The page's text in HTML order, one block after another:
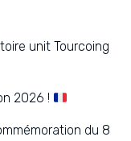
unit Tourcoing
2026 !
du 8